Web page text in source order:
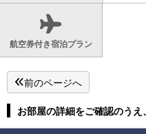
航空券付き宿泊プラン
前のページへ
お部屋の詳細をご確認のうえ